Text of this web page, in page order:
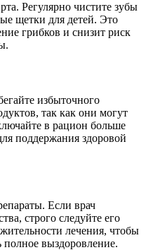
Регулярно чистите зубы
щетки для детей. Это
грибков и снизит риск
избыточного
так как они могут
в рацион больше
поддержания здоровой
Если врач
строго следуйте его
лечения, чтобы
полное выздоровление.